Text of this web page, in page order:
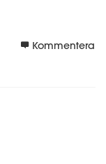
Kommentera